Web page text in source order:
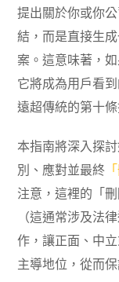
提出關於你或你
結，而是直接生
案。這意味著，
它將成為用戶看
遠超傳統的第十
本指南將深入探
別、應對並最終
注意，這裡的「
（這通常涉及法
作，讓正面、中
主導地位，從而